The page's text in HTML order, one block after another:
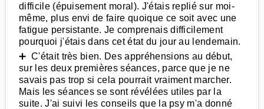
difficile (épuisement moral). J'étais replié sur moi-
même, plus envi de faire quoique ce soit avec une
fatigue persistante. Je comprenais difficilement
pourquoi j'étais dans cet état du jour au lendemain.
➕ C'était très bien. Des appréhensions au début,
sur les deux premières séances, parce que je ne
savais pas trop si cela pourrait vraiment marcher.
Mais les séances se sont révélées utiles par la
suite. J'ai suivi les conseils que la psy m'a donné